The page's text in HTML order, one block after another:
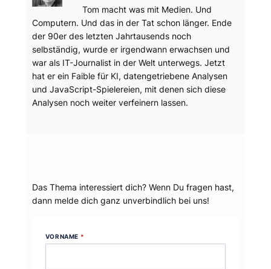
Tom macht was mit Medien. Und
Computern. Und das in der Tat schon länger. Ende
der 90er des letzten Jahrtausends noch
selbständig, wurde er irgendwann erwachsen und
war als IT-Journalist in der Welt unterwegs. Jetzt
hat er ein Faible für KI, datengetriebene Analysen
und JavaScript-Spielereien, mit denen sich diese
Analysen noch weiter verfeinern lassen.
Das Thema interessiert dich? Wenn Du fragen hast,
dann melde dich ganz unverbindlich bei uns!
VORNAME *